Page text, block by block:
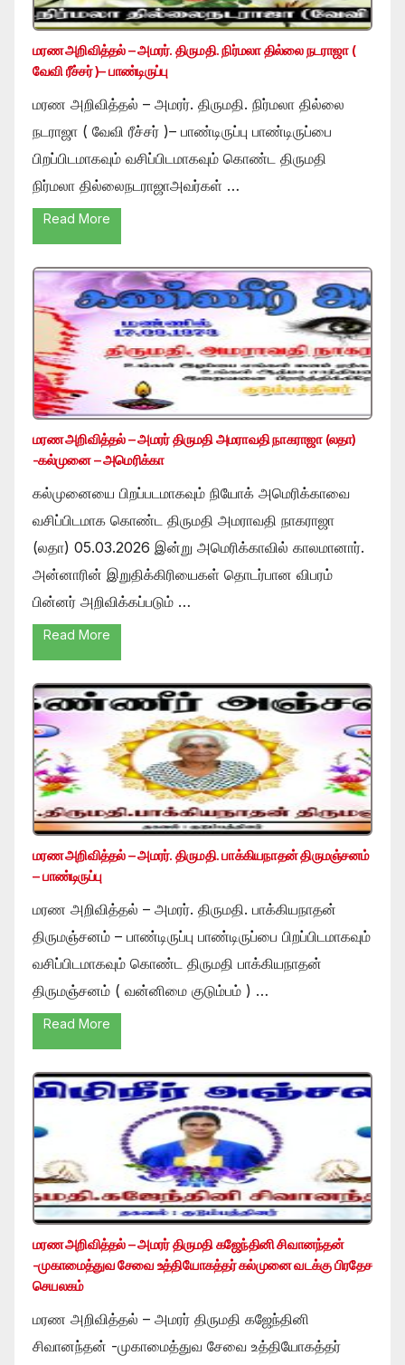
மரண அறிவித்தல் – அமரர். திருமதி. நிர்மலா தில்லை நடராஜா (
வேவி ரீச்சர் )– பாண்டிருப்பு
மரண அறிவித்தல் – அமரர். திருமதி. நிர்மலா தில்லை
நடராஜா ( வேவி ரீச்சர் )– பாண்டிருப்பு பாண்டிருப்பை
பிறப்பிடமாகவும் வசிப்பிடமாகவும் கொண்ட திருமதி
நிர்மலா தில்லைநடராஜாஅவர்கள் …
Read More
மரண அறிவித்தல் – அமரர் திருமதி அமராவதி நாகராஜா (லதா)
-கல்முனை – அமெரிக்கா
கல்முனையை பிறப்படமாகவும் நியோக் அமெரிக்காவை
வசிப்பிடமாக கொண்ட திருமதி அமராவதி நாகராஜா
(லதா) 05.03.2026 இன்று அமெரிக்காவில் காலமானார்.
அன்னாரின் இறுதிக்கிரியைகள் தொடர்பான விபரம்
பின்னர் அறிவிக்கப்படும் …
Read More
மரண அறிவித்தல் – அமரர். திருமதி. பாக்கியநாதன் திருமஞ்சனம்
– பாண்டிருப்பு
மரண அறிவித்தல் – அமரர். திருமதி. பாக்கியநாதன்
திருமஞ்சனம் – பாண்டிருப்பு பாண்டிருப்பை பிறப்பிடமாகவும்
வசிப்பிடமாகவும் கொண்ட திருமதி பாக்கியநாதன்
திருமஞ்சனம் ( வன்னிமை குடும்பம் ) …
Read More
மரண அறிவித்தல் – அமரர் திருமதி கஜேந்தினி சிவானந்தன்
-முகாமைத்துவ சேவை உத்தியோகத்தர் கல்முனை வடக்கு பிரதேச
செயலகம்
மரண அறிவித்தல் – அமரர் திருமதி கஜேந்தினி
சிவானந்தன் -முகாமைத்துவ சேவை உத்தியோகத்தர்